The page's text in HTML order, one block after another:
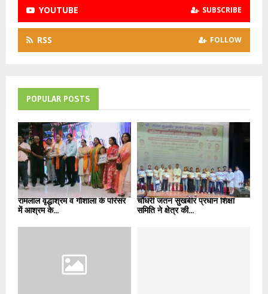
YOUTUBE SUBSCRIBE
RSS FOLLOW
POPULAR POSTS
रामलाल वृद्धाश्रम व गौशाला के परिसर
में आश्रम के...
चौधरी जतन सुखबीर प्रधान शिक्षा
समिति ने क्षेत्र की...